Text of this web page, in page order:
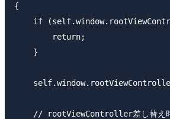
{
if
        return;
    }
// rootViewController差し替え